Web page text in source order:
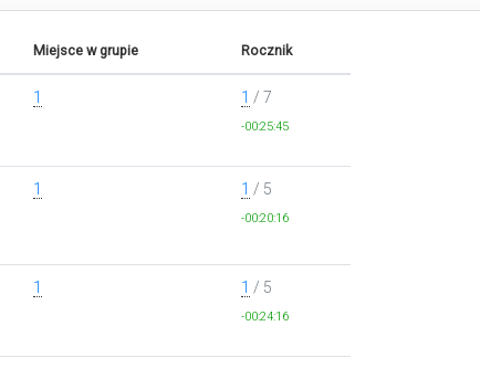
Miejsce w grupie Rocznik
1 1 / 7
-00:25:45
1 1 / 5
-00:20:16
1 1 / 5
-00:24:16